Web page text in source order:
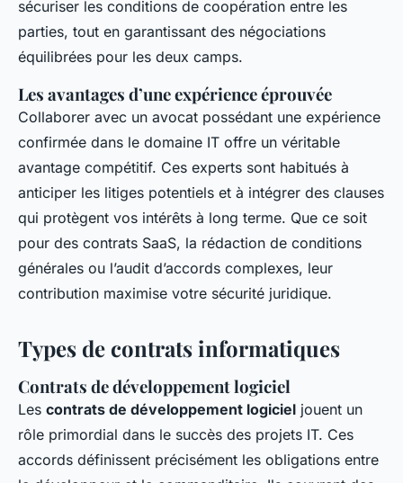
sécuriser les conditions de coopération entre les
parties, tout en garantissant des négociations
équilibrées pour les deux camps.
Les avantages d’une expérience éprouvée
Collaborer avec un avocat possédant une expérience
confirmée dans le domaine IT offre un véritable
avantage compétitif. Ces experts sont habitués à
anticiper les litiges potentiels et à intégrer des clauses
qui protègent vos intérêts à long terme. Que ce soit
pour des contrats SaaS, la rédaction de conditions
générales ou l’audit d’accords complexes, leur
contribution maximise votre sécurité juridique.
Types de contrats informatiques
Contrats de développement logiciel
Les contrats de développement logiciel jouent un
rôle primordial dans le succès des projets IT. Ces
accords définissent précisément les obligations entre